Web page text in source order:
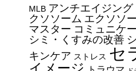
に疲れ
｜ 心が
エイジン
ているス
MLB アンチエイジング
クソソーム エクソソ
マスター コミュニケ
シミ・くすみの改善
キンケア ストレス セ
イメージ